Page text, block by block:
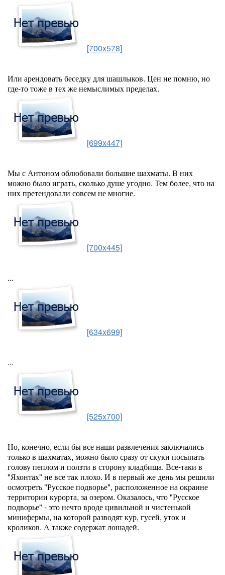
[700x578]
Или арендовать беседку для шашлыков. Цен не помню, но
где-то тоже в тех же немыслимых пределах.
[699x447]
Мы с Антоном облюбовали большие шахматы. В них
можно было играть, сколько душе угодно. Тем более, что на
них претендовали совсем не многие.
[700x445]
...
[634x699]
...
[525x700]
Но, конечно, если бы все наши развлечения заключались
только в шахматах, можно было сразу от скуки посыпать
голову пеплом и ползти в сторону кладбища. Все-таки в
"Яхонтах" не все так плохо. И в первый же день мы решили
осмотреть "Русское подворье", расположенное на окраине
территории курорта, за озером. Оказалось, что "Русское
подворье" - это нечто вроде цивильной и чистенькой
минифермы, на которой разводят кур, гусей, уток и
кроликов. А также содержат лошадей.